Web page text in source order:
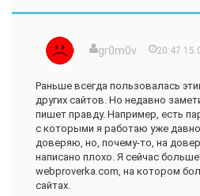
В общем, сайт "Доверие в сети"
более-менее понятную для себя
того или иного сайта и развеять
надолго.
gr0m0­v 20:47
Раньше всегда пользовалась
других сайтов. Но недавно
пишет правду. Например, есть
с которыми я работаю уже
доверяю, но, почему-то, на
написано плохо. Я сейчас
webproverka.com, на котором
сайтах.